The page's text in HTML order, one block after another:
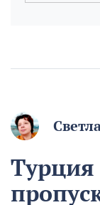
Турция